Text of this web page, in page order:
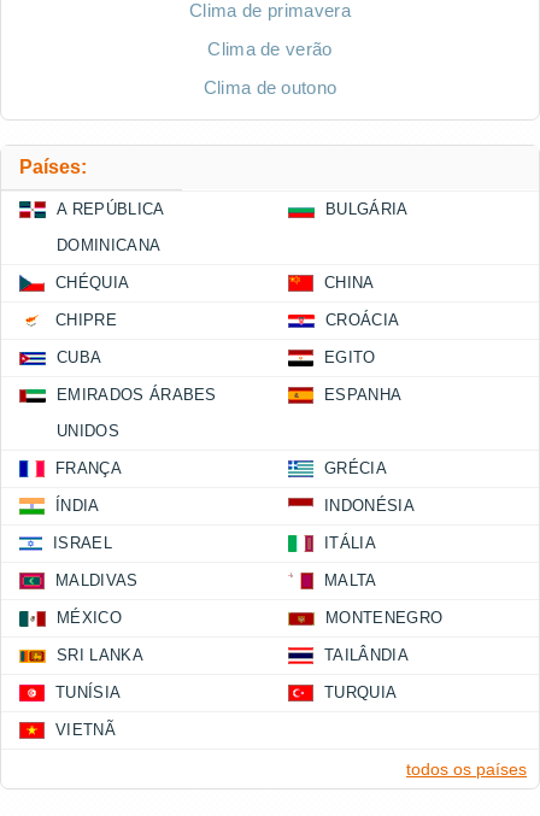
Clima de primavera
Clima de verão
Clima de outono
Países:
A REPÚBLICA
DOMINICANA
BULGÁRIA
CHÉQUIA CHINA
CHIPRE CROÁCIA
CUBA EGITO
EMIRADOS ÁRABES
UNIDOS
ESPANHA
FRANÇA GRÉCIA
ÍNDIA INDONÉSIA
ISRAEL ITÁLIA
MALDIVAS MALTA
MÉXICO MONTENEGRO
SRI LANKA TAILÂNDIA
TUNÍSIA TURQUIA
VIETNÃ
todos os países